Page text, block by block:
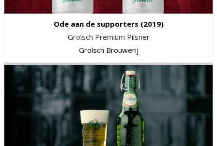
Ode aan de supporters (2019)
Grolsch Premium Pilsner
Grolsch Brouwerij